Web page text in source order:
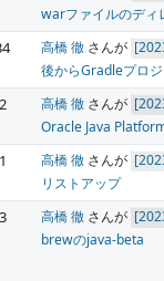
warファイルのディ
高橋 徹 さんが
後からGradleプロ
2 高橋 徹 さんが
Oracle Java
1 高橋 徹 さんが
リストアップ
3 高橋 徹 さんが
brewのjava-beta